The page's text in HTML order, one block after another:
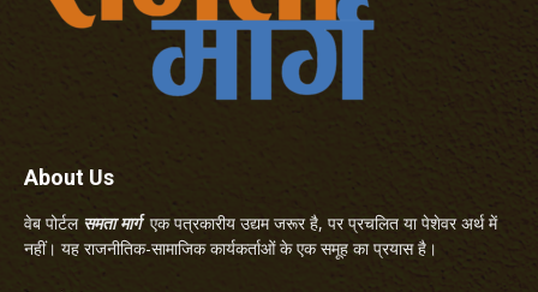
About Us
वेब पोर्टल समता मार्गएक पत्रकारीय उद्यम जरूर है, पर प्रचलित या पेशेवर अर्थ में
नहीं। यह राजनीतिक-सामाजिक कार्यकर्ताओं के एक समूह का प्रयास है।